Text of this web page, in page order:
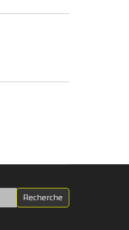
Recherche